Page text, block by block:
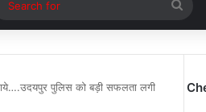
skin
for
पुलिस को बड़ी सफलता लगी